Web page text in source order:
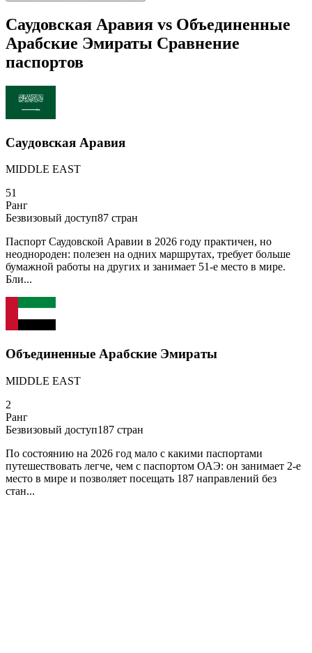
Саудовская Аравия vs Объединенные
Арабские Эмираты Сравнение
паспортов
Саудовская Аравия
MIDDLE EAST
51
Ранг
Безвизовый доступ87 стран
Паспорт Саудовской Аравии в 2026 году практичен, но
неоднороден: полезен на одних маршрутах, требует больше
бумажной работы на других и занимает 51-е место в мире.
Бли...
Объединенные Арабские Эмираты
MIDDLE EAST
2
Ранг
Безвизовый доступ187 стран
По состоянию на 2026 год мало с какими паспортами
путешествовать легче, чем с паспортом ОАЭ: он занимает 2-е
место в мире и позволяет посещать 187 направлений без
стан...